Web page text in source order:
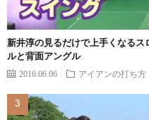
新井淳の見るだけで上手くなる
ルと背面アングル
2016.06.06 アイアンの打ち方